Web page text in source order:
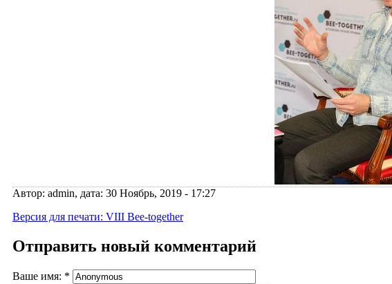
Автор: admin, дата: 30 Ноябрь, 2019 - 17:27
Версия для печати: VIII Bee-together
Отправить новый комментарий
Ваше имя: *